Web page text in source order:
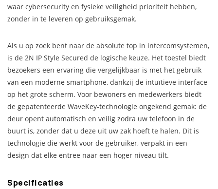
waar cybersecurity en fysieke veiligheid prioriteit hebben,
zonder in te leveren op gebruiksgemak.
Als u op zoek bent naar de absolute top in intercomsystemen,
is de 2N IP Style Secured de logische keuze. Het toestel biedt
bezoekers een ervaring die vergelijkbaar is met het gebruik
van een moderne smartphone, dankzij de intuïtieve interface
op het grote scherm. Voor bewoners en medewerkers biedt
de gepatenteerde WaveKey-technologie ongekend gemak: de
deur opent automatisch en veilig zodra uw telefoon in de
buurt is, zonder dat u deze uit uw zak hoeft te halen. Dit is
technologie die werkt voor de gebruiker, verpakt in een
design dat elke entree naar een hoger niveau tilt.
Specificaties